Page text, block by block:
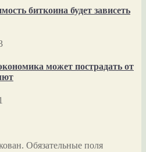
биткоина будет зависеть
может пострадать от
Обязательные поля